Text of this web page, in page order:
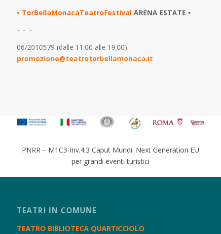
• TorBellaMonacaTeatroFestival ARENA ESTATE •
– – –
06/2010579 (dalle 11:00 alle 19:00)
promozione@teatrotorbellamonaca.it
PNRR – M1C3-Inv.4.3 Caput Mundi. Next Generation EU
per grandi eventi turistici
TEATRI IN COMUNE
TEATRO BIBLIOTECA QUARTICCIOLO